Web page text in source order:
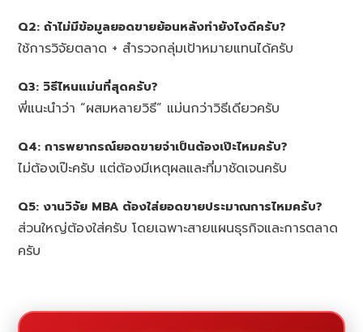
Q2: ถ้าไม่มีข้อมูลยอดขายย้อนหลังทำยังไงดีครับ?
ใช้การวิจัยตลาด + สำรวจกลุ่มเป้าหมายแทนได้ครับ
Q3: วิธีไหนแม่นที่สุดครับ?
พี่แนะนำว่า “ผสมหลายวิธี” แม่นกว่าวิธีเดียวครับ
Q4: การพยากรณ์ยอดขายจำเป็นต้องเป๊ะไหมครับ?
ไม่ต้องเป๊ะครับ แต่ต้องมีเหตุผลและที่มาชัดเจนครับ
Q5: งานวิจัย MBA ต้องใส่ยอดขายประมาณการไหมครับ?
ส่วนใหญ่ต้องใส่ครับ โดยเฉพาะสายแผนธุรกิจและการตลาด
ครับ